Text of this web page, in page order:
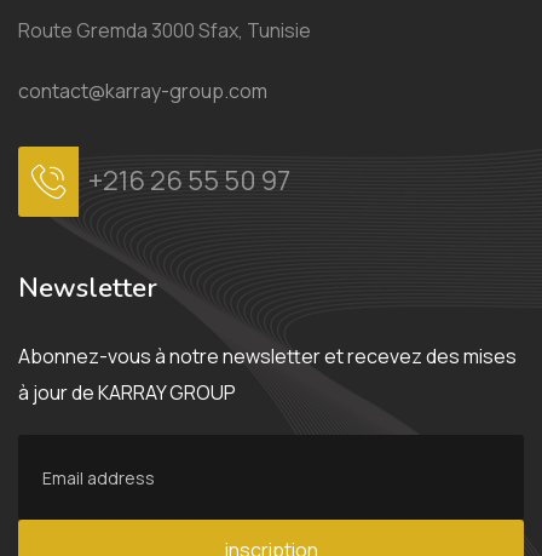
Route Gremda 3000 Sfax, Tunisie
contact@karray-group.com
+216 26 55 50 97
Newsletter
Abonnez-vous à notre newsletter et recevez des mises
à jour de KARRAY GROUP
inscription